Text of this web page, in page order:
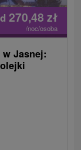
270,48 zł
/noc/osoba
Jasnej: